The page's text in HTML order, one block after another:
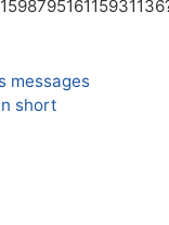
messages
short